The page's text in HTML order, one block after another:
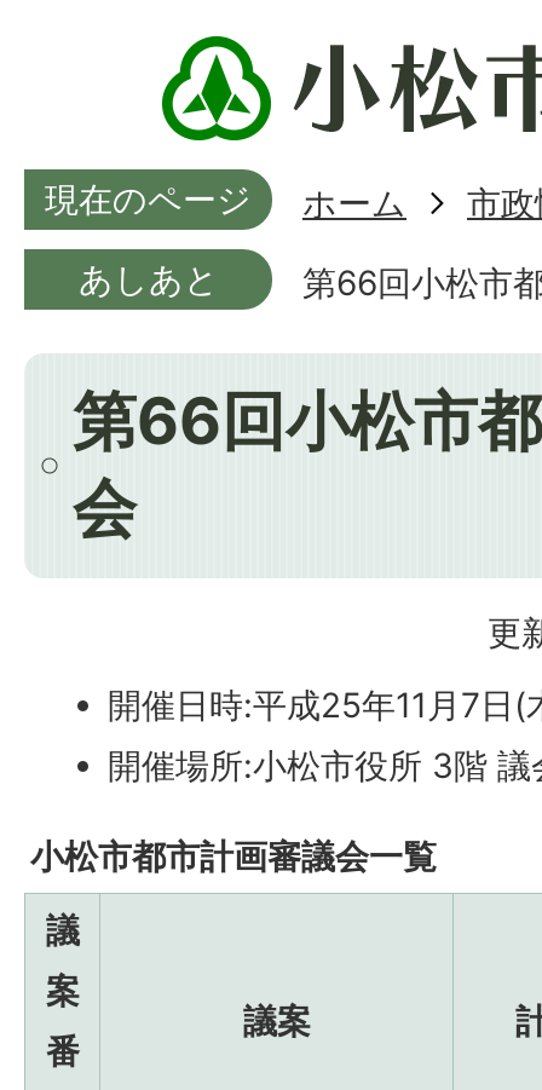
現在のページ ホーム
市
あしあと
第66回小松市
第66回小松市
会
更
開催日時:平成25年11月7日(
開催場所:小松市役所 3階
小松市都市計画審議会一覧
議
案
番
議案